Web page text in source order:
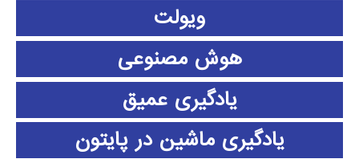
ویولت
هوش مصنوعی
یادگیری عمیق
یادگیری ماشین در پایتون